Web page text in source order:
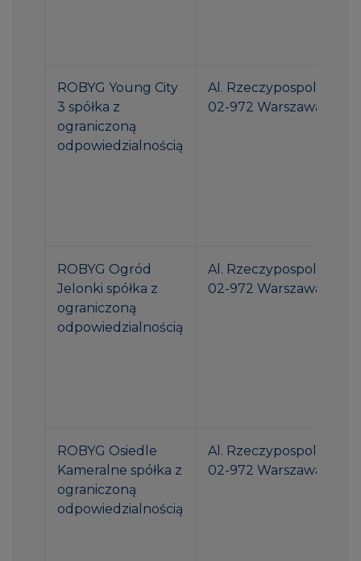
ROBYG Young City
3 spółka z
ograniczoną
odpowiedzialnością
Al. Rzeczypospolitej 1
02-972 Warszawa
ROBYG Ogród
Jelonki spółka z
ograniczoną
odpowiedzialnością
Al. Rzeczypospolitej 1
02-972 Warszawa
ROBYG Osiedle
Kameralne spółka z
ograniczoną
odpowiedzialnością
Al. Rzeczypospolitej 1
02-972 Warszawa